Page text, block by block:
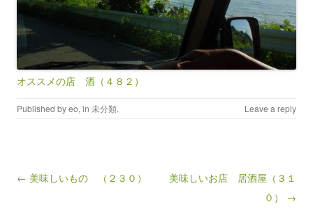
オススメの店 酒（４８２）
Published byeo, in 未分類. Leave a reply
Post navigation
← 美味しいもの （２３０）
美味しいお店 居酒屋（３１
０） →